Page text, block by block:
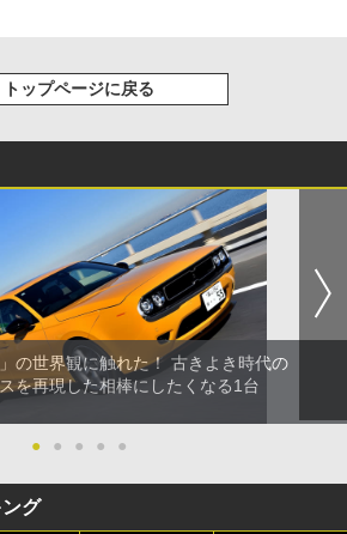
トップページに戻る
の世界観に触れた！ 古きよき時代の
を再現した相棒にしたくなる1台
● ● ● ● ●
グ